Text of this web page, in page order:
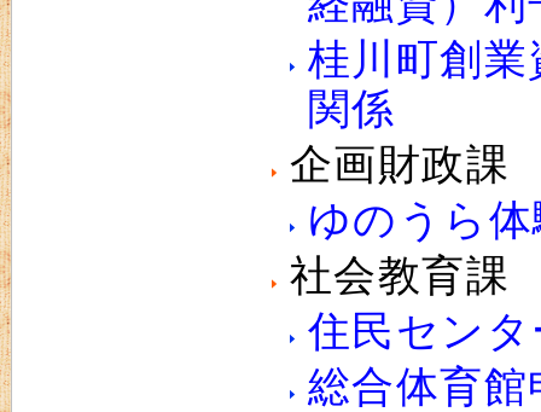
桂川町創
関係
企画財政課
ゆのうら
社会教育課
住民セン
総合体育館